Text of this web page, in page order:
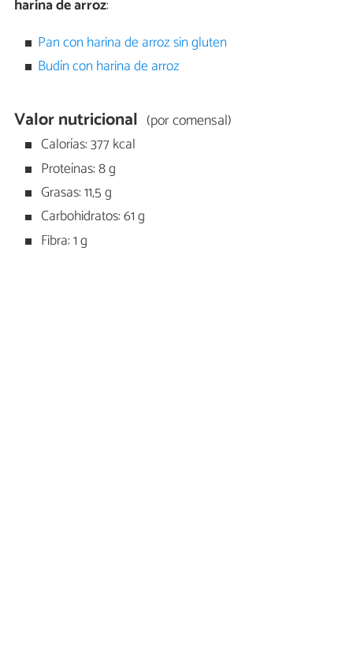
harina de arroz:
Pan con harina de arroz sin gluten
Budín con harina de arroz
Valor nutricional (por comensal)
Calorías: 377 kcal
Proteínas: 8 g
Grasas: 11,5 g
Carbohidratos: 61 g
Fibra: 1 g